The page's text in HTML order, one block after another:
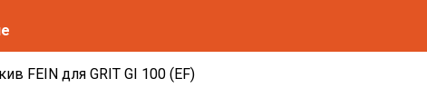
FEIN для GRIT GI 100 (EF)